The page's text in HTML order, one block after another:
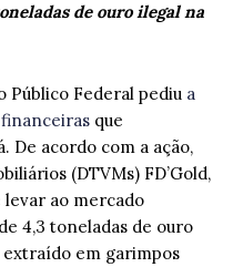
de ouro ilegal na
Público Federal pediu a
que
De acordo com a ação,
(DTVMs) FD’Gold,
levar ao mercado
4,3 toneladas de ouro
extraído em garimpos